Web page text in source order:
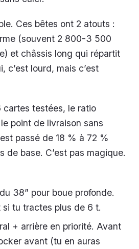
Ces bêtes ont 2 atouts :
(souvent 2 800-3 500
et châssis long qui répartit
c’est lourd, mais c’est
cartes testées, le ratio
point de livraison sans
passé de 18 % à 72 %
de base. C’est pas magique.
38” pour boue profonde.
si tu tractes plus de 6 t.
+ arrière en priorité. Avant
avant (tu en auras